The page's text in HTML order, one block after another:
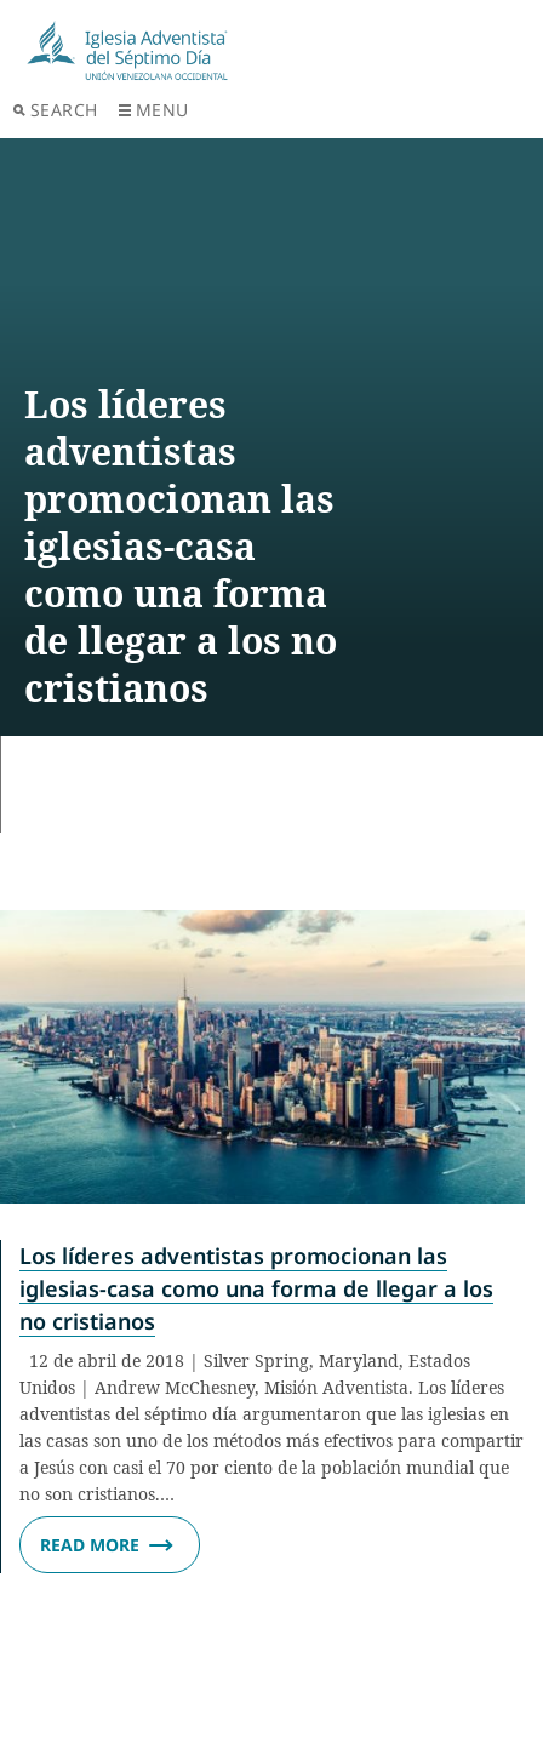
SEARCH MENU
Los líderes
adventistas
promocionan las
iglesias-casa
como una forma
de llegar a los no
cristianos
Los líderes adventistas promocionan las
iglesias-casa como una forma de llegar a los
no cristianos
12 de abril de 2018 | Silver Spring, Maryland, Estados
Unidos | Andrew McChesney, Misión Adventista. Los líderes
adventistas del séptimo día argumentaron que las iglesias en
las casas son uno de los métodos más efectivos para compartir
a Jesús con casi el 70 por ciento de la población mundial que
no son cristianos.…
READ MORE